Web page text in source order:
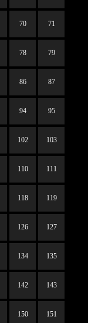
70 71
78 79
86 87
94 95
102 103
110 111
118 119
126 127
134 135
142 143
150 151